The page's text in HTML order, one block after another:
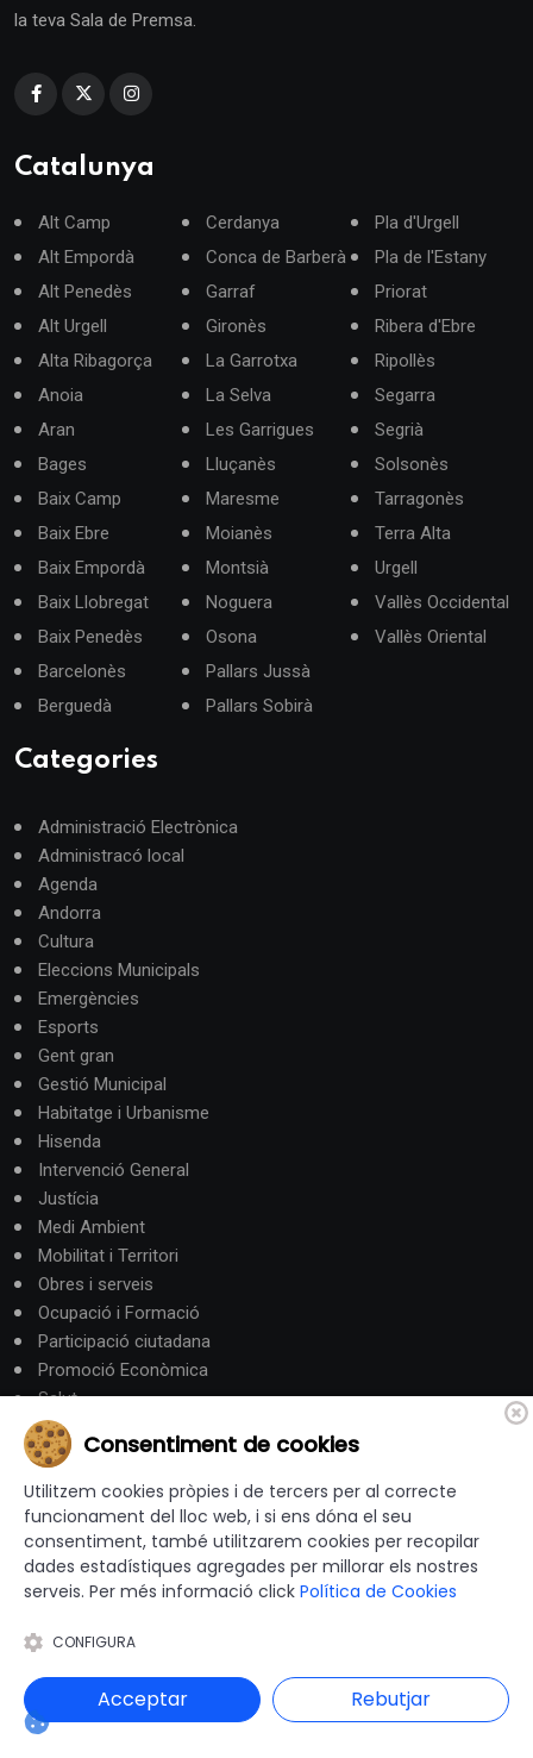
la teva Sala de Premsa.
Catalunya
Alt Camp
Alt Empordà
Alt Penedès
Alt Urgell
Alta Ribagorça
Anoia
Aran
Bages
Baix Camp
Baix Ebre
Baix Empordà
Baix Llobregat
Baix Penedès
Barcelonès
Berguedà
Cerdanya
Conca de Barberà
Garraf
Gironès
La Garrotxa
La Selva
Les Garrigues
Lluçanès
Maresme
Moianès
Montsià
Noguera
Osona
Pallars Jussà
Pallars Sobirà
Pla d'Urgell
Pla de l'Estany
Priorat
Ribera d'Ebre
Ripollès
Segarra
Segrià
Solsonès
Tarragonès
Terra Alta
Urgell
Vallès Occidental
Vallès Oriental
Categories
Administració Electrònica
Administracó local
Agenda
Andorra
Cultura
Eleccions Municipals
Emergències
Esports
Gent gran
Gestió Municipal
Habitatge i Urbanisme
Hisenda
Intervenció General
Justícia
Medi Ambient
Mobilitat i Territori
Obres i serveis
Ocupació i Formació
Participació ciutadana
Promoció Econòmica
Salut
Seguretat
Societat
Turisme
Altres Canals
© 2012-2026 Ajuntaments de Catalunya - Tots els drets
Consentiment de cookies
Utilitzem cookies pròpies i de tercers per al correcte
funcionament del lloc web, i si ens dóna el seu
consentiment, també utilitzarem cookies per recopilar
dades estadístiques agregades per millorar els nostres
serveis. Per més informació click Política de Cookies
CONFIGURA
Acceptar Rebutjar